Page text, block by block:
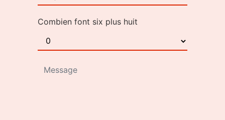
Combien font six plus huit